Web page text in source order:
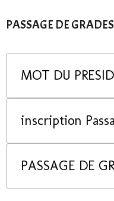
PASSAGE DE
MOT DU
PASSAGE DE